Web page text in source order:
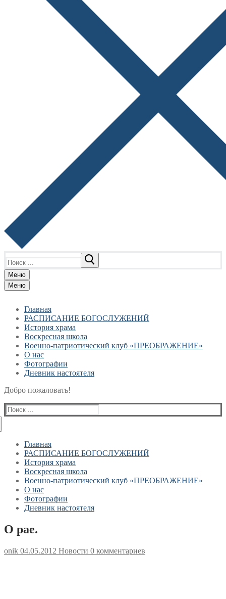
Меню
Меню
Главная
РАСПИСАНИЕ БОГОСЛУЖЕНИЙ
История храма
Воскресная школа
Военно-патриотический клуб «ПРЕОБРАЖЕНИЕ»
О нас
Фотографии
Дневник настоятеля
Добро пожаловать!
Найти:
Главная
РАСПИСАНИЕ БОГОСЛУЖЕНИЙ
История храма
Воскресная школа
Военно-патриотический клуб «ПРЕОБРАЖЕНИЕ»
О нас
Фотографии
Дневник настоятеля
О рае.
onik 04.05.2012 Новости 0 комментариев